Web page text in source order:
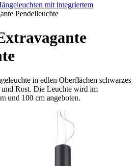
mit integriertem
Pendelleuchte
in edlen Oberflächen schwarzes
und Rost. Die Leuchte wird im
und 100 cm angeboten.